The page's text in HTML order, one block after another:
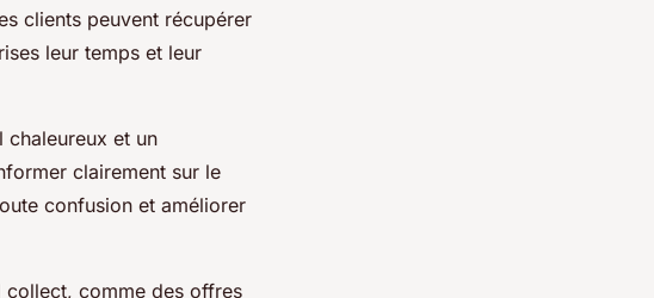
clients peuvent récupérer
leur temps et leur
chaleureux et un
clairement sur le
confusion et améliorer
collect, comme des offres